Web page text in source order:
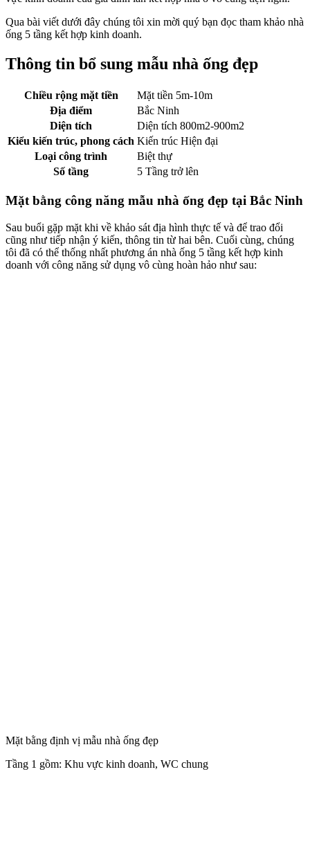
Qua bài viết dưới đây chúng tôi xin mời quý bạn đọc tham khảo nhà
ống 5 tầng kết hợp kinh doanh.
Thông tin bổ sung mẫu nhà ống đẹp
Chiều rộng mặt tiền
Mặt tiền 5m-10m
Địa điểm
Bắc Ninh
Diện tích
Diện tích 800m2-900m2
Kiểu kiến trúc, phong cách Kiến trúc Hiện đại
Loại công trình
Biệt thự
Số tầng
5 Tầng trở lên
Mặt bằng công năng mẫu nhà ống đẹp tại Bắc Ninh
Sau buổi gặp mặt khi về khảo sát địa hình thực tế và để trao đổi
cũng như tiếp nhận ý kiến, thông tin từ hai bên. Cuối cùng, chúng
tôi đã có thể thống nhất phương án nhà ống 5 tầng kết hợp kinh
doanh với công năng sử dụng vô cùng hoàn hảo như sau:
Mặt bằng định vị mẫu nhà ống đẹp
Tầng 1 gồm: Khu vực kinh doanh, WC chung